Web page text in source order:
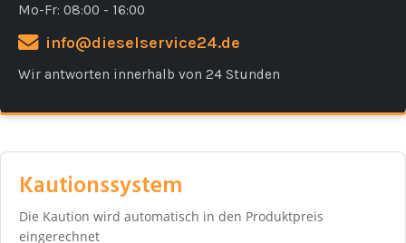
Mo-Fr: 08:00 - 16:00
info@dieselservice24.de
Wir antworten innerhalb von 24 Stunden
Kautionssystem
Die Kaution wird automatisch in den Produktpreis
eingerechnet